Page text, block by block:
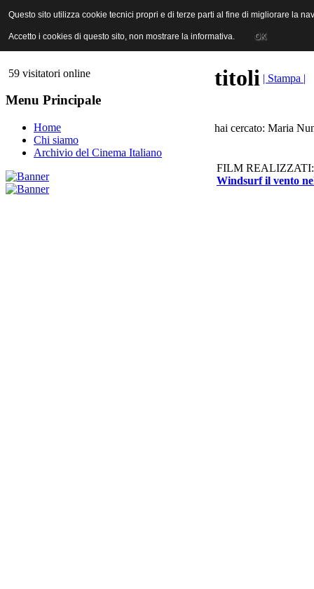
ANICA | Associazione Nazionale Industrie Cinematografiche
59 visitatori online
Menu Principale
Home
Chi siamo
Archivio del Cinema Italiano
titoli | Stampa |
hai cercato: Maria
FILM REALIZZATI:
Windsurf il vento
Questo sito utilizza cookie tecnici propri e di terze parti al fine di migliorare la
Accetto i cookies di questo sito, non mostrare la informativa. OK
Questo sito utilizza cookie tecnici propri e di terze parti al fine di migliorare la
Accetto i cookies di questo sito, non mostrare la informativa. OK